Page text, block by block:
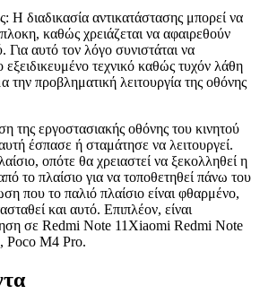
Η διαδικασία αντικατάστασης μπορεί να
καθώς χρειάζεται να αφαιρεθούν
Για αυτό τον λόγο συνιστάται να
εξειδικευμένο τεχνικό καθώς τυχόν λάθη
την προβληματική λειτουργία της οθόνης
της εργοστασιακής οθόνης του κινητού
έσπασε ή σταμάτησε να λειτουργεί.
οπότε θα χρειαστεί να ξεκολληθεί η
το πλαίσιο για να τοποθετηθεί πάνω του
που το παλιό πλαίσιο είναι φθαρμένο,
και αυτό. Επιπλέον, είναι
σε Redmi Note 11Xiaomi Redmi Note
Poco M4 Pro.